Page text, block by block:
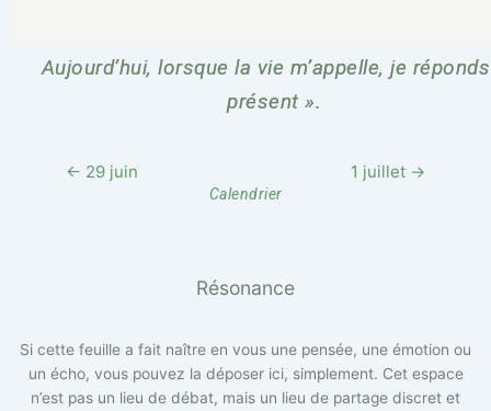
Aujourd’hui, lorsque la vie m’appelle, je
présent ».
← 29 juin 1 juillet →
Calendrier
Résonance
Si cette feuille a fait naître en vous une pensée, une émotion ou
un écho, vous pouvez la déposer ici, simplement. Cet espace
n’est pas un lieu de débat, mais un lieu de partage discret et